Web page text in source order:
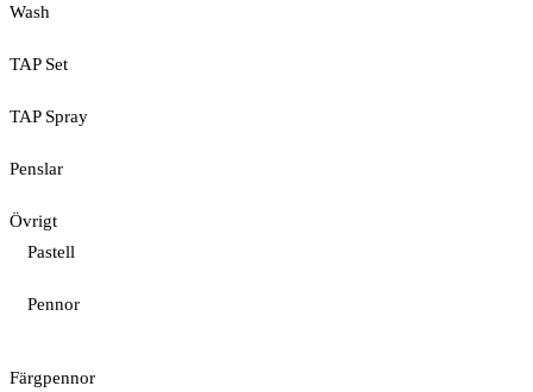
Wash
TAP Set
TAP Spray
Penslar
Övrigt
Pastell
Pennor
Färgpennor